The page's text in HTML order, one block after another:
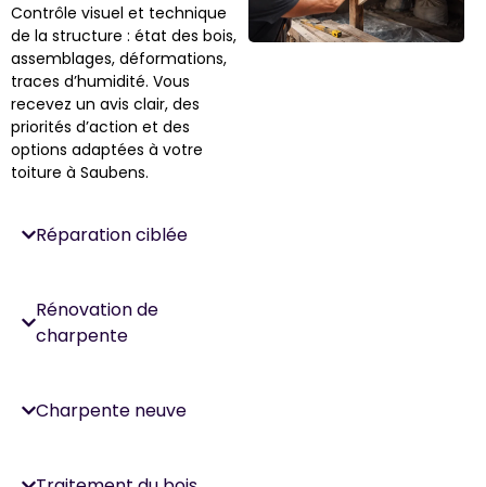
Contrôle visuel et technique
de la structure : état des bois,
assemblages, déformations,
traces d’humidité. Vous
recevez un avis clair, des
priorités d’action et des
options adaptées à votre
toiture à Saubens.
Réparation ciblée
Rénovation de
charpente
Charpente neuve